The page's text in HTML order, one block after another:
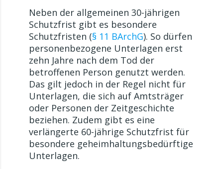
Neben der allgemeinen 30-jährigen
Schutzfrist gibt es besondere
Schutzfristen (§ 11 BArchG). So dürfen
personenbezogene Unterlagen erst
zehn Jahre nach dem Tod der
betroffenen Person genutzt werden.
Das gilt jedoch in der Regel nicht für
Unterlagen, die sich auf Amtsträger
oder Personen der Zeitgeschichte
beziehen. Zudem gibt es eine
verlängerte 60-jährige Schutzfrist für
besondere geheimhaltungsbedürftige
Unterlagen.